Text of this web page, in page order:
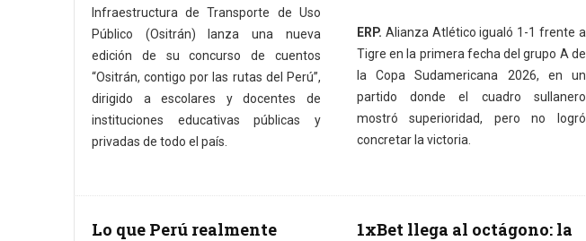
Infraestructura de Transporte de Uso
Público (Ositrán) lanza una nueva
edición de su concurso de cuentos
“Ositrán, contigo por las rutas del Perú”,
dirigido a escolares y docentes de
instituciones educativas públicas y
privadas de todo el país.
ERP. Alianza Atlético igualó 1-1 frente a
Tigre en la primera fecha del grupo A de
la Copa Sudamericana 2026, en un
partido donde el cuadro sullanero
mostró superioridad, pero no logró
concretar la victoria.
Lo que Perú realmente
1xBet llega al octágono: la